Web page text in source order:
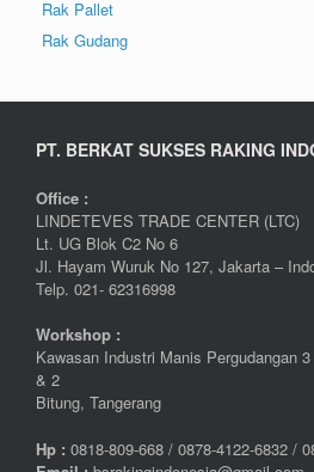
Rak Pallet
Rak Gudang
PT. BERKAT SUKSES RAKING
Office :
LINDETEVES TRADE CENTER (LTC)
Lt. UG Blok C2 No 6
Jl. Hayam Wuruk No 127, Jakarta –
Telp. 021- 62316998
Workshop :
Kawasan Industri Manis Pergudangan
& 2
Bitung, Tangerang
Hp : 0818-809-668 / 0878-4122-6832 /